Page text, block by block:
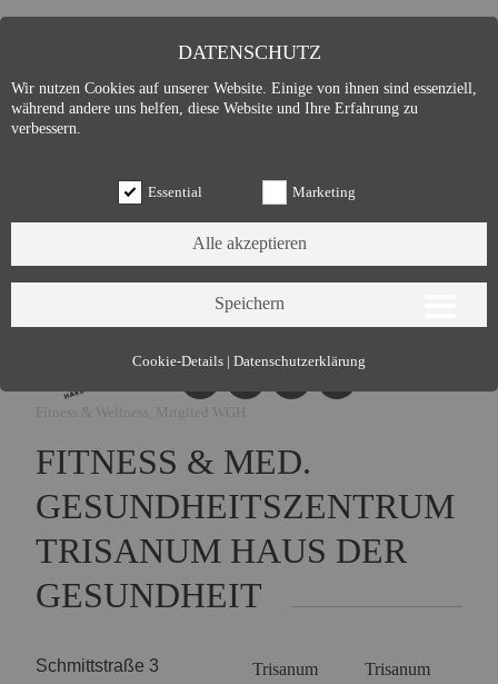
Fitness & Wellness, Mitglied WGH
FITNESS & MED.
GESUNDHEITSZENTRUM
TRISANUM HAUS DER
GESUNDHEIT
Schmittstraße 3
Trisanum
Trisanum
DATENSCHUTZ
Wir nutzen Cookies auf unserer Website. Einige von ihnen sind essenziell,
während andere uns helfen, diese Website und Ihre Erfahrung zu
verbessern.
Essential Marketing
Essential (3)
Name:
Cookie Hinweis
Zweck:
Speichert die Cookie-Einstellungen des Besuchers
Cookies:
allowCookie
Laufzeit:
3 Monate
Name:
Session
Zweck:
Speichert die aktuelle Session des Besuchers
Cookies:
PHPSESSID
Laufzeit:
Dauer der Browsersitzung
Cookie-Details | Datenschutzerklärung